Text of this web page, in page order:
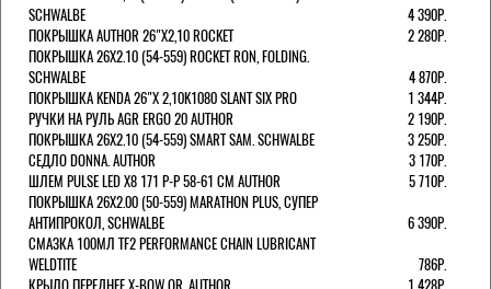
SCHWALBE
4 390Р.
ПОКРЫШКА AUTHOR 26"Х2,10 ROCKET
2 280Р.
ПОКРЫШКА 26X2.10 (54-559) ROCKET RON, FOLDING.
SCHWALBE
4 870Р.
ПОКРЫШКА KENDA 26"Х 2,10K1080 SLANT SIX PRO
1 344Р.
РУЧКИ НА РУЛЬ AGR ERGO 20 AUTHOR
2 190Р.
ПОКРЫШКА 26X2.10 (54-559) SMART SAM. SCHWALBE
3 250Р.
СЕДЛО DONNA. AUTHOR
3 170Р.
ШЛЕМ PULSE LED X8 171 Р-Р 58-61 СМ AUTHOR
5 710Р.
ПОКРЫШКА 26X2.00 (50-559) MARATHON PLUS, СУПЕР
АНТИПРОКОЛ, SCHWALBE
6 390Р.
СМАЗКА 100МЛ TF2 PERFORMANCE CHAIN LUBRICANT
WELDTITE
786Р.
КРЫЛО ПЕРЕДНЕЕ X-BOW QR. AUTHOR
1 428Р.